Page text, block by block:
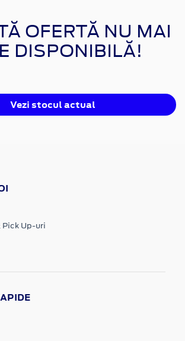
OFERTĂ NU MAI
DISPONIBILĂ!
Vezi stocul actual
Up-uri